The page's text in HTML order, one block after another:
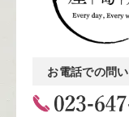
お電話での問